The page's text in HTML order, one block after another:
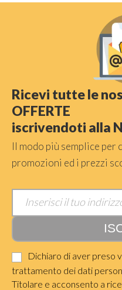
Ricevi tutte le
OFFERTE
iscrivendoti alla
Il modo più semplice per
promozioni ed i prezzi
Dichiaro di aver preso
trattamento dei dati
Titolare e acconsento a